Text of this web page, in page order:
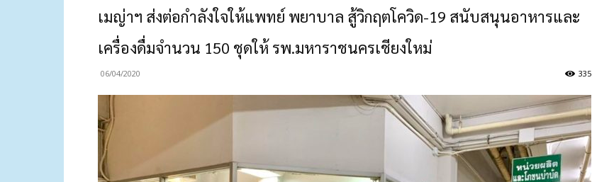
เมญ่าฯ ส่งต่อกำลังใจให้แพทย์ พยาบาล สู้วิกฤตโควิด-19 สนับสนุนอาหารและ
เครื่องดื่มจำนวน 150 ชุดให้ รพ.มหาราชนครเชียงใหม่
06/04/2020 335